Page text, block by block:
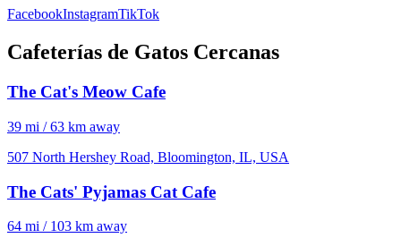
FacebookInstagramTikTok
Cafeterías de Gatos Cercanas
The Cat's Meow Cafe
39 mi / 63 km away
507 North Hershey Road, Bloomington, IL, USA
The Cats' Pyjamas Cat Cafe
64 mi / 103 km away